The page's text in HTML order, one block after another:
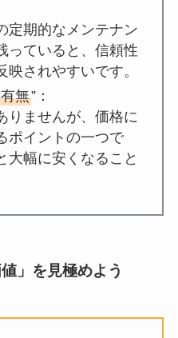
定期的なメンテナン
っていると、信頼性
されやすいです。
無”：
りませんが、価格に
ポイントの一つで
大幅に安くなること
」を見極めよう